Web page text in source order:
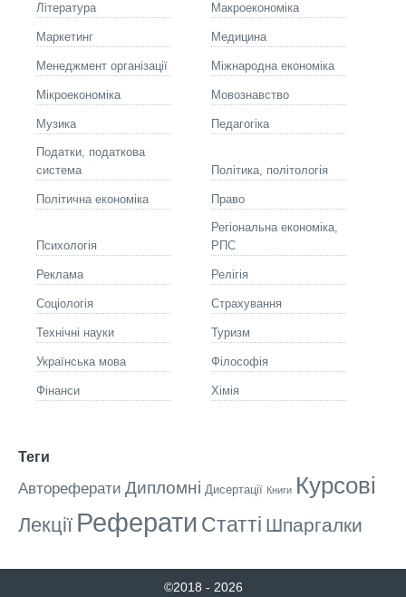
Літературa Макроекономіка
Маркетинг Медицина
Менеджмент організації Міжнародна економіка
Мікроекономіка Мовознавство
Музика Педагогіка
Податки, податкова
система
Політика, політологія
Політична економіка Право
Психологія
Регіональна економіка,
РПС
Реклама Релігія
Соціологія Страхування
Технічні науки Туризм
Українська мова Філософія
Фінанси Хімія
Теги
Автореферати Дипломні Дисертації Книги Курсові
Лекції Реферати Статті Шпаргалки
©2018 - 2026